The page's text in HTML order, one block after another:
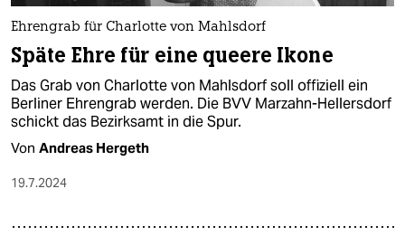
Ehrengrab für Charlotte von Mahlsdorf
Späte Ehre für eine queere Ikone
Das Grab von Charlotte von Mahlsdorf soll offiziell ein
Berliner Ehrengrab werden. Die BVV Marzahn-Hellersdorf
schickt das Bezirksamt in die Spur.
Von Andreas Hergeth
19.7.2024